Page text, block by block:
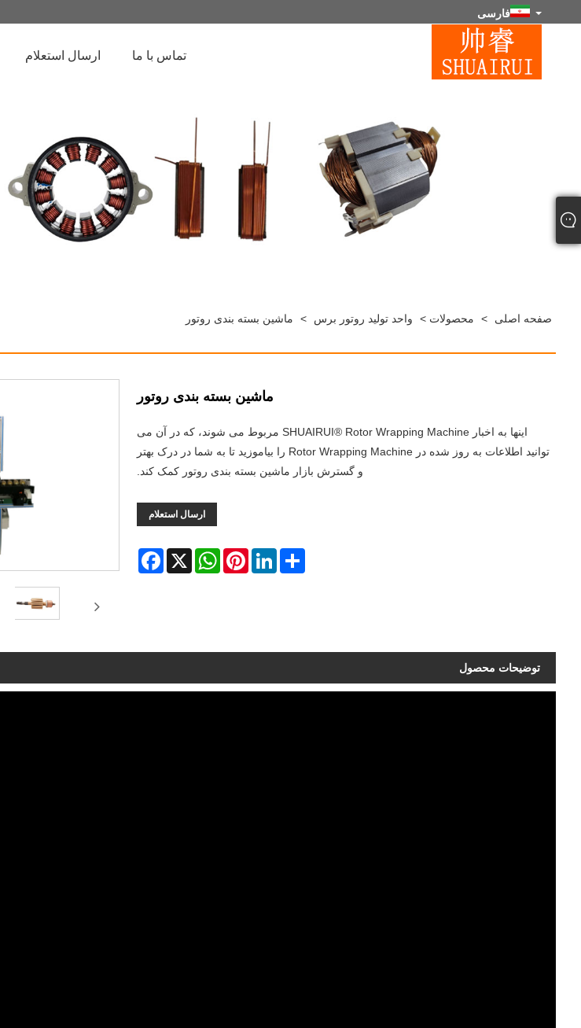
فارسی
ارسال استعلام تماس با ما
صفحه اصلی > محصولات > واحد تولید روتور برس > ماشین بسته بندی روتور
ماشین بسته بندی روتور
اینها به اخبار SHUAIRUI® Rotor Wrapping Machine مربوط می شوند، که در آن می
توانید اطلاعات به روز شده در Rotor Wrapping Machine را بیاموزید تا به شما در درک بهتر
و گسترش بازار ماشین بسته بندی روتور کمک کند.
ارسال استعلام
Facebook X
WhatsAppPinterestLinkedInShare
توضیحات محصول